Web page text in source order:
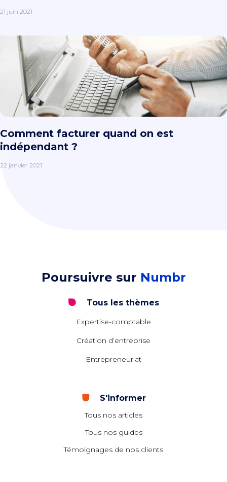
21 juin 2021
Comment facturer quand on est
indépendant ?
22 janvier 2021
Poursuivre sur Numbr
Tous les thèmes
Expertise-comptable
Création d’entreprise
Entrepreneuriat
S'informer
Tous nos articles
Tous nos guides
Témoignages de nos clients